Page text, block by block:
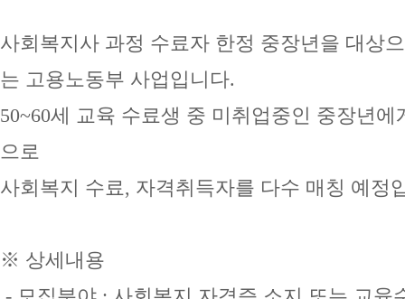
사회복지사 과정 수료자 한정 중장년을 대상
는 고용노동부 사업입니다.
50~60세 교육 수료생 중 미취업중인 중장년
으로
사회복지 수료, 자격취득자를 다수 매칭 예정
※ 상세내용